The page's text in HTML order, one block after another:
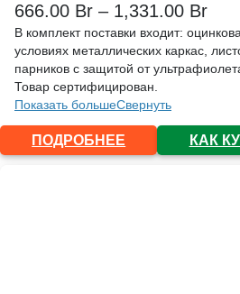
666.00 Br – 1,331.00 Br
В комплект поставки входит:
условиях металлических каркас,
парников с защитой от
Товар сертифицирован.
Показать большеСвернуть
ПОДРОБНЕЕ КАК